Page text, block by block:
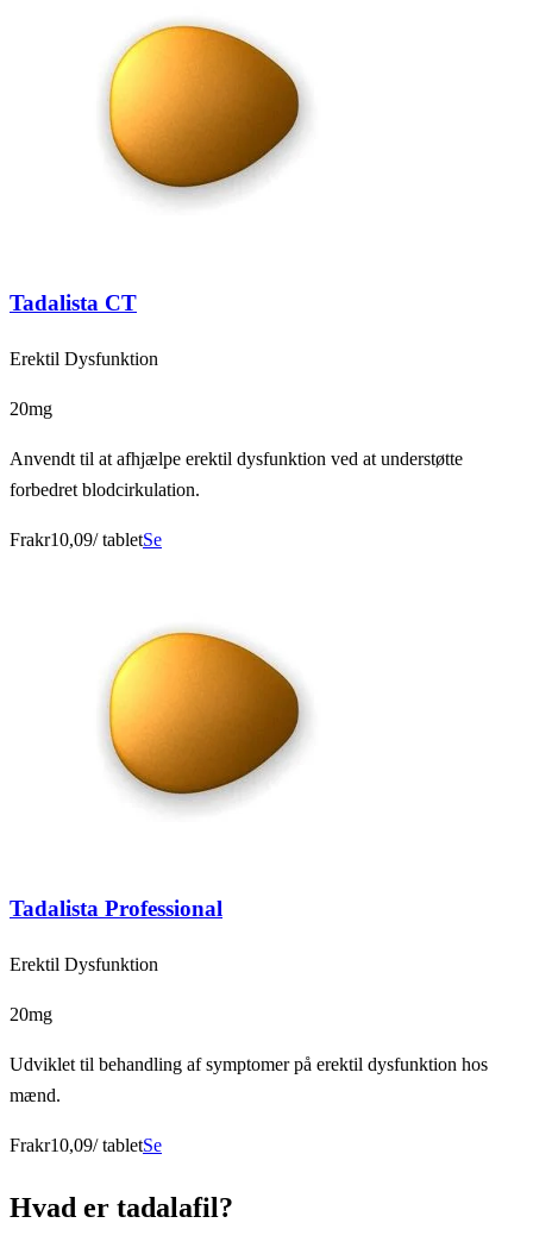
Tadalista CT
Erektil Dysfunktion
20mg
Anvendt til at afhjælpe erektil dysfunktion ved at understøtte
forbedret blodcirkulation.
Frakr10,09/ tabletSe
Tadalista Professional
Erektil Dysfunktion
20mg
Udviklet til behandling af symptomer på erektil dysfunktion hos
mænd.
Frakr10,09/ tabletSe
Hvad er tadalafil?